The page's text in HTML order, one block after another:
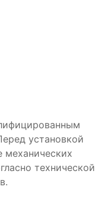
установкой
механических
технической